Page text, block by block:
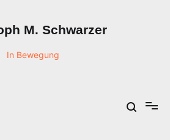
M. Schwarzer
In Bewegung